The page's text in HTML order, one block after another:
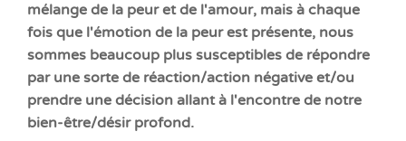
mélange de la peur et de l'amour, mais à chaque
fois que l'émotion de la peur est présente, nous
sommes beaucoup plus susceptibles de répondre
par une sorte de réaction/action négative et/ou
prendre une décision allant à l'encontre de notre
bien-être/désir profond.